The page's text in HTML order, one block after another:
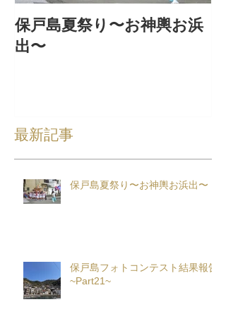
保戸島夏祭り〜お神輿お浜
出〜
最新記事
保戸島夏祭り〜お神輿お浜出〜
保戸島フォトコンテスト結果報告
~Part21~